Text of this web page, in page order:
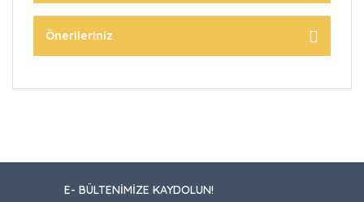
Önerileriniz
E- BÜLTENİMİZE KAYDOLUN!